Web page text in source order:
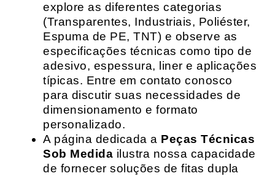
explore as diferentes categorias
(Transparentes, Industriais, Poliéster,
Espuma de PE, TNT) e observe as
especificações técnicas como tipo de
adesivo, espessura, liner e aplicações
típicas. Entre em contato conosco
para discutir suas necessidades de
dimensionamento e formato
personalizado.
A página dedicada a Peças Técnicas
Sob Medida ilustra nossa capacidade
de fornecer soluções de fitas dupla